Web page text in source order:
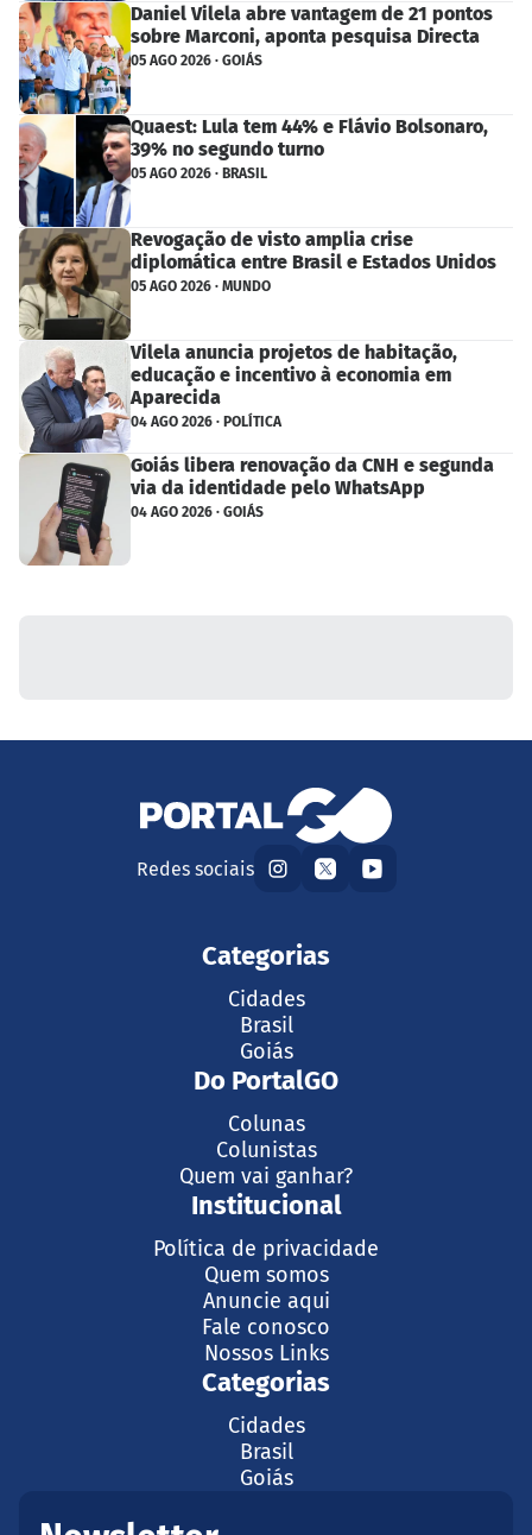
Daniel Vilela abre vantagem de 21 pontos
sobre Marconi, aponta pesquisa Directa
05 AGO 2026 · GOIÁS
Quaest: Lula tem 44% e Flávio Bolsonaro,
39% no segundo turno
05 AGO 2026 · BRASIL
Revogação de visto amplia crise
diplomática entre Brasil e Estados Unidos
05 AGO 2026 · MUNDO
Vilela anuncia projetos de habitação,
educação e incentivo à economia em
Aparecida
04 AGO 2026 · POLÍTICA
Goiás libera renovação da CNH e segunda
via da identidade pelo WhatsApp
04 AGO 2026 · GOIÁS
Redes sociais
Categorias
Cidades
Brasil
Goiás
Do PortalGO
Colunas
Colunistas
Quem vai ganhar?
Institucional
Política de privacidade
Quem somos
Anuncie aqui
Fale conosco
Nossos Links
Categorias
Cidades
Brasil
Goiás